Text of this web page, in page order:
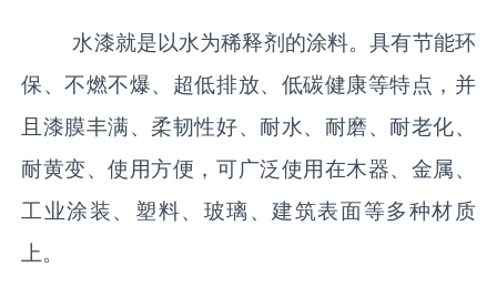
水漆就是以水为稀释剂的涂料。具有节能环
保、不燃不爆、超低排放、低碳健康等特点，并
且漆膜丰满、柔韧性好、耐水、耐磨、耐老化、
耐黄变、使用方便，可广泛使用在木器、金属、
工业涂装、塑料、玻璃、建筑表面等多种材质
上。